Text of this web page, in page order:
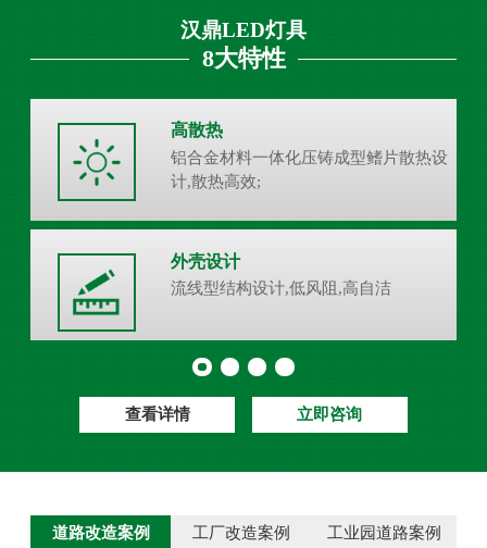
汉鼎LED灯具
8大特性
高散热
铝合金材料一体化压铸成型鳍片散热设
计,散热高效;
外壳设计
流线型结构设计,低风阻,高自洁
查看详情 立即咨询
道路改造案例 工厂改造案例 工业园道路案例